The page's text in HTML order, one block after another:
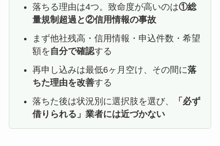
落ちる理由は4つ。致命度が高いのは①総
量規制超過と②信用情報の事故
まず他社残高・信用情報・申込件数・希望
額を 自分で確認する
再申し込みは最低6ヶ月空け、その間に落
ちた理由を改善する
落ちた後は状況別に選択肢を選び、
「必ず
借りられる」業者には近づかない